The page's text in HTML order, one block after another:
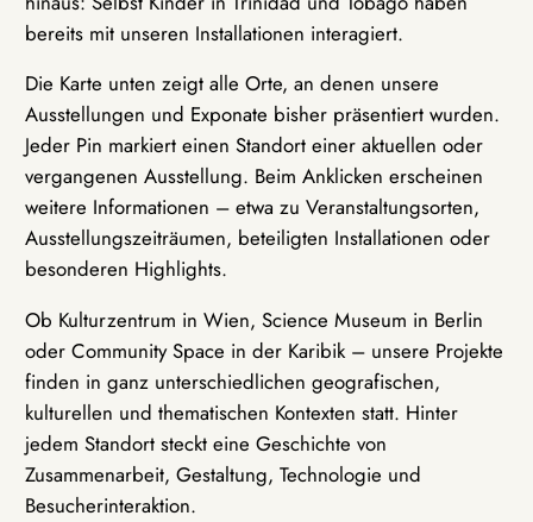
bereits mit unseren Installationen interagiert.
Die Karte unten zeigt alle Orte, an denen unsere
Ausstellungen und Exponate bisher präsentiert wurden.
Jeder Pin markiert einen Standort einer aktuellen oder
vergangenen Ausstellung. Beim Anklicken erscheinen
weitere Informationen – etwa zu Veranstaltungsorten,
Ausstellungszeiträumen, beteiligten Installationen oder
besonderen Highlights.
Ob Kulturzentrum in Wien, Science Museum in Berlin
oder Community Space in der Karibik – unsere Projekte
finden in ganz unterschiedlichen geografischen,
kulturellen und thematischen Kontexten statt. Hinter
jedem Standort steckt eine Geschichte von
Zusammenarbeit, Gestaltung, Technologie und
Besucherinteraktion.